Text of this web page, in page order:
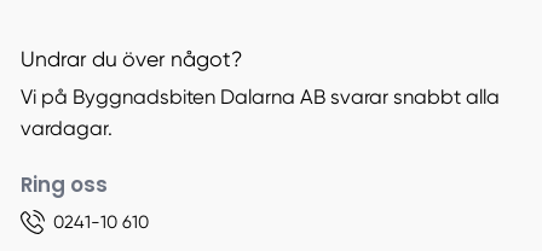
Undrar du över något?
Vi på Byggnadsbiten Dalarna AB svarar snabbt alla
vardagar.
Ring oss
0241-10 610